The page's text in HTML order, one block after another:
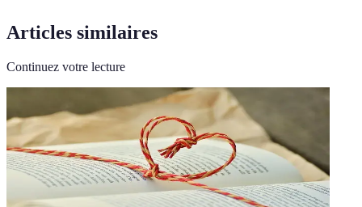
Articles similaires
Continuez votre lecture